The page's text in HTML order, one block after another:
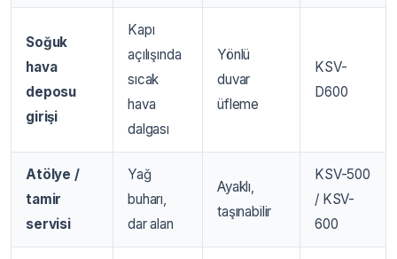
Soğuk
hava
deposu
girişi
Kapı
açılışında
sıcak
hava
dalgası
Yönlü
duvar
üfleme
KSV-
D600
Atölye /
tamir
servisi
Yağ
buharı,
dar alan
Ayaklı,
taşınabilir
KSV-500
/ KSV-
600